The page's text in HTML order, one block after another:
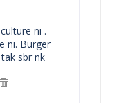
ni .
ni. Burger
sbr nk